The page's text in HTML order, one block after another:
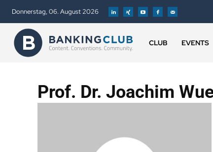
Donnerstag, 06. August 2026
CLUB EVENTS
Prof. Dr. Joachim